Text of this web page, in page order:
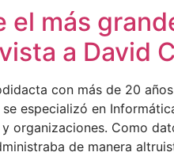
el más
a David
con más de 20
especializó en
organizaciones. Como
de manera